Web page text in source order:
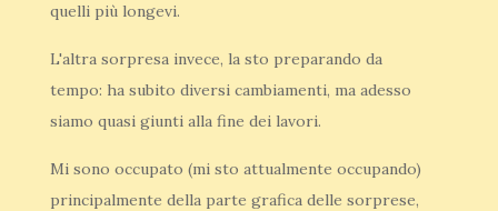
quelli più longevi.
L'altra sorpresa invece, la sto preparando da
tempo: ha subito diversi cambiamenti, ma adesso
siamo quasi giunti alla fine dei lavori.
Mi sono occupato (mi sto attualmente occupando)
principalmente della parte grafica delle sorprese,